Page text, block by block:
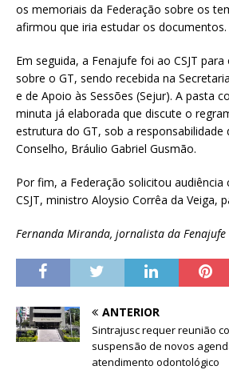
os memoriais da Federação sobre os
afirmou que iria estudar os documentos.
Em seguida, a Fenajufe foi ao CSJT
sobre o GT, sendo recebida na
e de Apoio às Sessões (Sejur). A pasta
minuta já elaborada que discute o
estrutura do GT, sob a
Conselho, Bráulio Gabriel Gusmão.
Por fim, a Federação solicitou
CSJT, ministro Aloysio Corrêa da Veiga,
Fernanda Miranda, jornalista da Fenajufe
ANTERIOR
Sintrajusc requer reunião
suspensão de novos
atendimento odontológico